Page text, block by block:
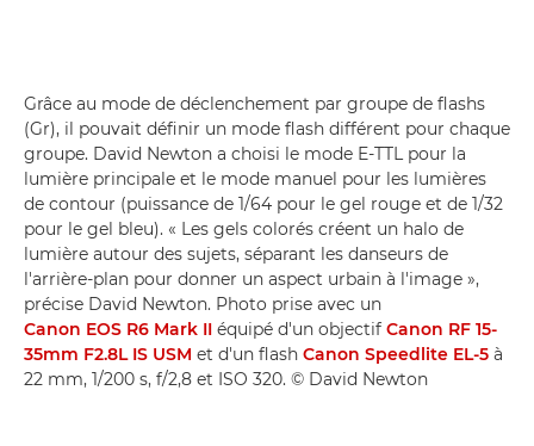
Grâce au mode de déclenchement par groupe de flashs
(Gr), il pouvait définir un mode flash différent pour chaque
groupe. David Newton a choisi le mode E-TTL pour la
lumière principale et le mode manuel pour les lumières
de contour (puissance de 1/64 pour le gel rouge et de 1/32
pour le gel bleu). « Les gels colorés créent un halo de
lumière autour des sujets, séparant les danseurs de
l'arrière-plan pour donner un aspect urbain à l'image »,
précise David Newton. Photo prise avec un
Canon EOS R6 Mark II équipé d'un objectif Canon RF 15-
35mm F2.8L IS USM et d'un flash Canon Speedlite EL-5 à
22 mm, 1/200 s, f/2,8 et ISO 320. © David Newton